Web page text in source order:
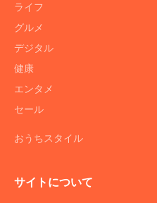
ライフ
グルメ
デジタル
健康
エンタメ
セール
おうちスタイル
サイトについて